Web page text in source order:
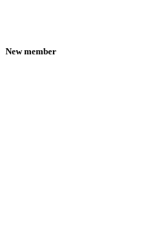
New member